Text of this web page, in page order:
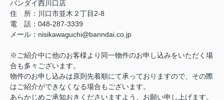
バンダイ西川口店
住 所：川口市並木２丁目2-8
電 話：048-287-3339
メール：nisikawaguchi@banndai.co.jp
※ご紹介中に他のお客様より同一物件のお申し込みをいただく場
合も多々ございます。
物件のお申し込みは原則先着順にて承っておりますので、その際
はご紹介ができなくなる場合もございます。
あらかじめご承知おきくださいますよう、お願い申し上げます。